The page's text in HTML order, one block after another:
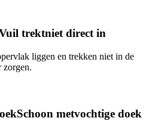
trektniet direct in
liggen en trekken niet in de
Schoon metvochtige doek